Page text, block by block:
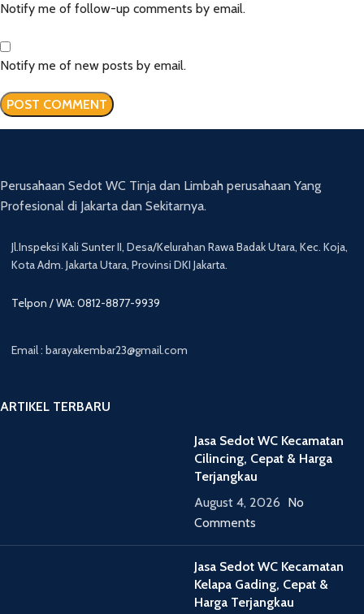
Notify me of follow-up comments by email.
Notify me of new posts by email.
Perusahaan Sedot WC Tinja dan Limbah perusahaan Yang
Profesional di Jakarta dan Sekitarnya.
Jl.Inspeksi Kali Sunter II, Desa/Kelurahan Rawa Badak Utara, Kec. Koja,
Kota Adm. Jakarta Utara, Provinsi DKI Jakarta.
Telpon / WA: 0812-8877-9939
Email : barayakembar23@gmail.com
ARTIKEL TERBARU
Jasa Sedot WC Kecamatan
Cilincing, Cepat & Harga
Terjangkau
August 4, 2026 No
Comments
Jasa Sedot WC Kecamatan
Kelapa Gading, Cepat &
Harga Terjangkau